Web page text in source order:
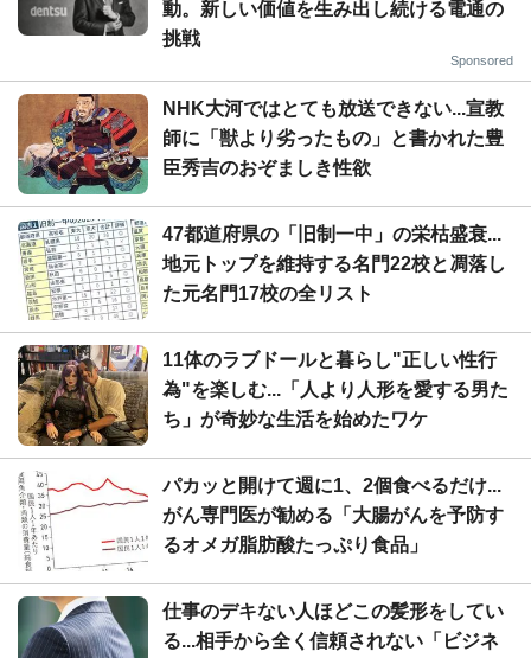
動。新しい価値を生み出し続ける電通の
挑戦
Sponsored
NHK大河ではとても放送できない...宣教
師に「獣より劣ったもの」と書かれた豊
臣秀吉のおぞましき性欲
47都道府県の「旧制一中」の栄枯盛衰...
地元トップを維持する名門22校と凋落し
た元名門17校の全リスト
11体のラブドールと暮らし"正しい性行
為"を楽しむ...「人より人形を愛する男た
ち」が奇妙な生活を始めたワケ
パカッと開けて週に1、2個食べるだけ...
がん専門医が勧める「大腸がんを予防す
るオメガ脂肪酸たっぷり食品」
仕事のデキない人ほどこの髪形をしてい
る...相手から全く信頼されない「ビジネ